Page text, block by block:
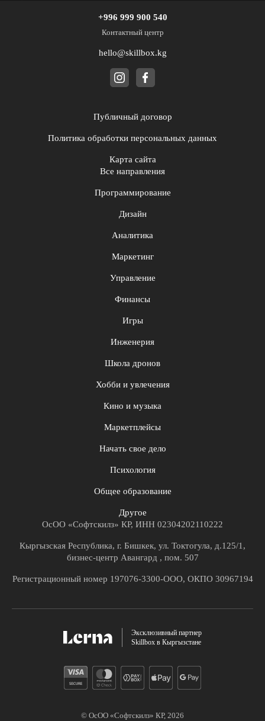
+996 999 900 540
Контактный центр
hello@skillbox.kg
Публичный договор
Политика обработки персональных данных
Карта сайта
Все направления
Программирование
Дизайн
Аналитика
Маркетинг
Управление
Финансы
Игры
Инженерия
Школа дронов
Хобби и увлечения
Кино и музыка
Маркетплейсы
Начать свое дело
Психология
Общее образование
Другое
ОсОО «Софтскилз» КР, ИНН 02304202110222
Кыргызская Республика, г. Бишкек, ул. Токтогула, д.125/1,
бизнес-центр Авангард , пом. 507
Регистрационный номер 197076-3300-ООО, ОКПО 30967194
Эксклюзивный партнер
Skillbox в Кыргызстане
© ОсОО «Софтскилз» КР, 2026